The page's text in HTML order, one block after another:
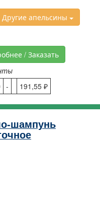
Другие апельсины
/ Заказать
- 191,55 ₽
шампунь